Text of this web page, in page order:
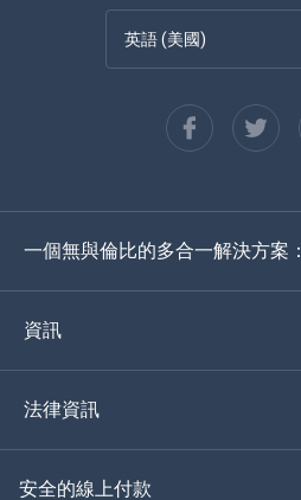
英語 (美國)
西班牙語
德語
土耳其語
一個無與倫比的多合一解決方案：
資訊
法律資訊
安全的線上付款